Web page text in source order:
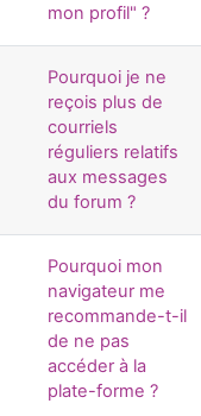
mon profil" ?
Pourquoi je ne
reçois plus de
courriels
réguliers relatifs
aux messages
du forum ?
Pourquoi mon
navigateur me
recommande-t-il
de ne pas
accéder à la
plate-forme ?